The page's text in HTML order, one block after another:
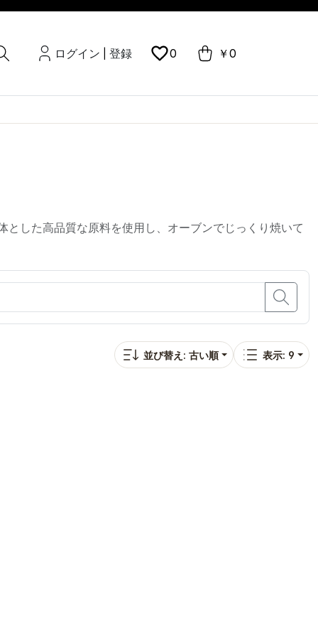
ログイン 登録 0 ￥0
した高品質な原料を使用し、オーブンでじっくり焼いて
並び替え: 古い順 表示: 9